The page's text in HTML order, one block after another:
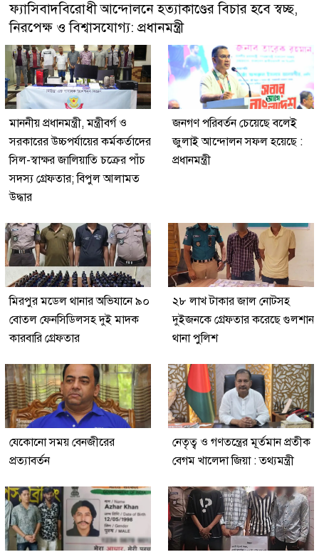
ফ্যাসিবাদবিরোধী আন্দোলনে হত্যাকাণ্ডের বিচার হবে স্বচ্ছ,
নিরপেক্ষ ও বিশ্বাসযোগ্য: প্রধানমন্ত্রী
মাননীয় প্রধানমন্ত্রী, মন্ত্রীবর্গ ও
সরকারের উচ্চপর্যায়ের কর্মকর্তাদের
সিল-স্বাক্ষর জালিয়াতি চক্রের পাঁচ
সদস্য গ্রেফতার; বিপুল আলামত
উদ্ধার
জনগণ পরিবর্তন চেয়েছে বলেই
জুলাই আন্দোলন সফল হয়েছে :
প্রধানমন্ত্রী
মিরপুর মডেল থানার অভিযানে ৯০
বোতল ফেনসিডিলসহ দুই মাদক
কারবারি গ্রেফতার
২৮ লাখ টাকার জাল নোটসহ
দুইজনকে গ্রেফতার করেছে গুলশান
থানা পুলিশ
যেকোনো সময় বেনজীরের
প্রত্যাবর্তন
নেতৃত্ব ও গণতন্ত্রের মূর্তমান প্রতীক
বেগম খালেদা জিয়া : তথ্যমন্ত্রী